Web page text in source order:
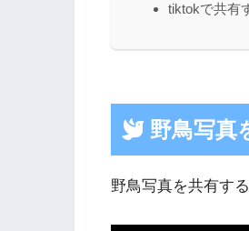
tiktokで共有
野鳥写真
野鳥写真を共有す